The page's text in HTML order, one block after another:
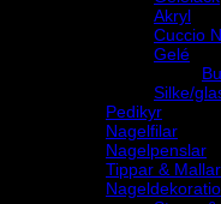
Akryl
Cuccio
Gelé
Silke/
Pedikyr
Nagelfilar
Nagelpenslar
Tippar & Mallar